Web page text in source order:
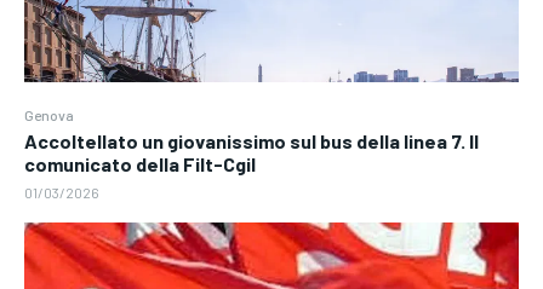
Genova
Accoltellato un giovanissimo sul bus della linea 7. Il
comunicato della Filt-Cgil
01/03/2026